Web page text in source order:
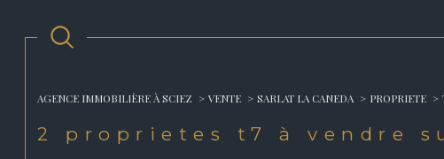
Acheter Estimer
AGENCE IMMOBILIÈRE À SCIEZ VENTE SARLAT LA CANEDA PROPRIETE
2 proprietes t7 à vendre